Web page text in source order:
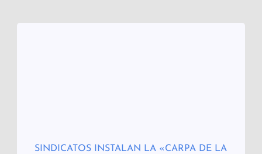
SINDICATOS INSTALAN LA «CARPA DE LA